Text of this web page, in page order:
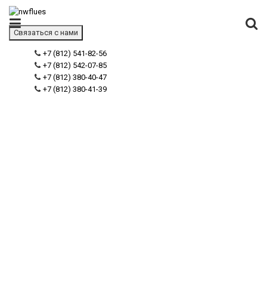
Связаться с нами
+7 (812) 541-82-56
+7 (812) 542-07-85
+7 (812) 380-40-47
+7 (812) 380-41-39